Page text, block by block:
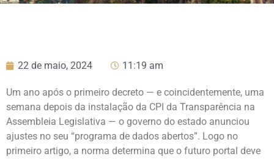
22 de maio, 2024 11:19 am
Um ano após o primeiro decreto — e coincidentemente, uma
semana depois da instalação da CPI da Transparência na
Assembleia Legislativa — o governo do estado anunciou
ajustes no seu “programa de dados abertos”. Logo no
primeiro artigo, a norma determina que o futuro portal deve